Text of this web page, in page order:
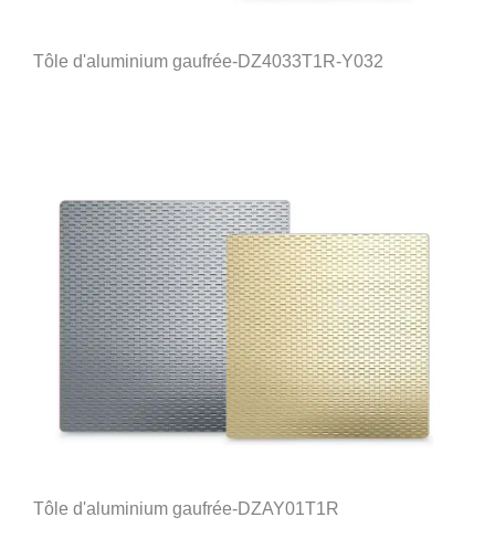
Tôle d'aluminium gaufrée-DZ4033T1R-Y032
Tôle d'aluminium gaufrée-DZAY01T1R